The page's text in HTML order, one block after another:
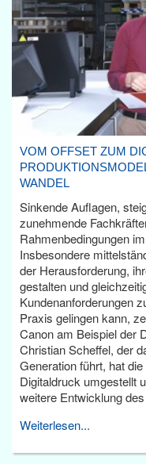
VOM OFFSET ZUM
WANDEL
Sinkende Auflagen,
zunehmende
Rahmenbedingungen
Insbesondere
der Herausforderung,
gestalten und
Kundenanforderungen
Praxis gelingen kann,
Canon am Beispiel der
Christian Scheffel, der
Generation führt, hat
Digitaldruck umgestellt
weitere Entwicklung
Weiterlesen...